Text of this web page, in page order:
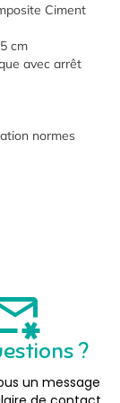
Ciment
cm
avec arrêt
normes
?
un message